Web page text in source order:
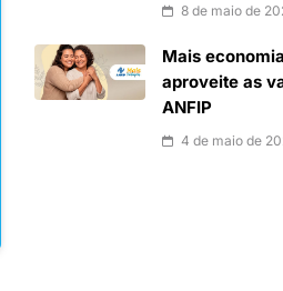
8 de maio de
Mais
aproveite as
ANFIP
4 de maio de